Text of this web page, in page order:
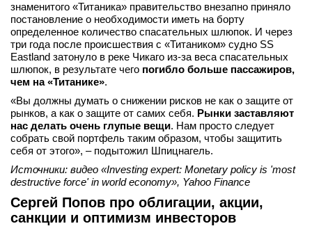
знаменитого «Титаника» правительство внезапно приняло
постановление о необходимости иметь на борту
определенное количество спасательных шлюпок. И через
три года после происшествия с «Титаником» судно SS
Eastland затонуло в реке Чикаго из-за веса спасательных
шлюпок, в результате чего погибло больше пассажиров,
чем на «Титанике».
«Вы должны думать о снижении рисков не как о защите от
рынков, а как о защите от самих себя. Рынки заставляют
нас делать очень глупые вещи. Нам просто следует
собрать свой портфель таким образом, чтобы защитить
себя от этого», – подытожил Шпицнагель.
Источники: видео «Investing expert: Monetary policy is 'most
destructive force' in world economy», Yahoo Finance
Сергей Попов про облигации, акции,
санкции и оптимизм инвесторов